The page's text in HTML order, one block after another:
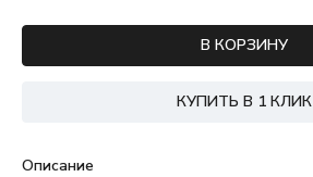
В КОРЗИНУ
КУПИТЬ В 1 КЛИК
Описание